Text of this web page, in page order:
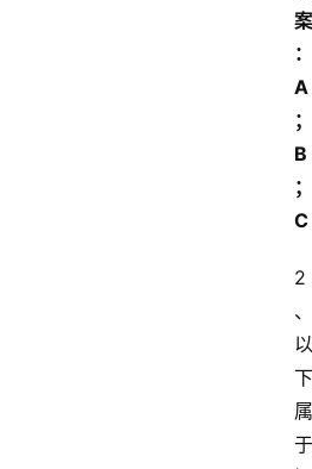
案
：
A
；
B
；
C
2
、
以
下
属
于